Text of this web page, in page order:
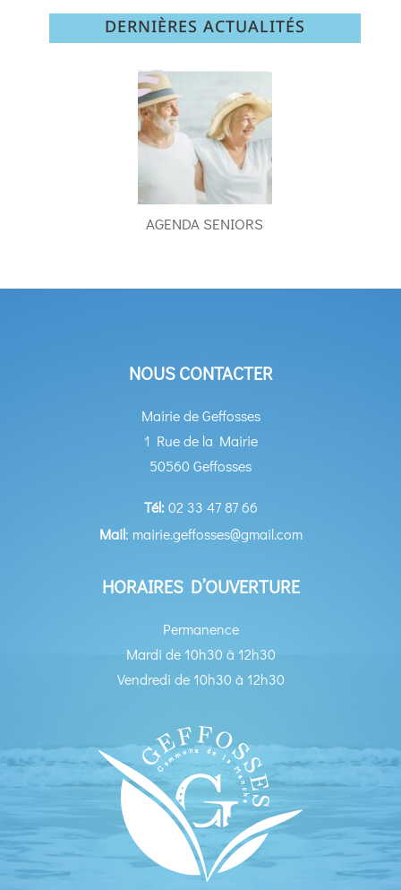
DERNIÈRES ACTUALITÉS
AGENDA SENIORS
NOUS CONTACTER
Mairie de Geffosses
1 Rue de la Mairie
50560 Geffosses
Tél:02 33 47 87 66
Mail: mairie.geffosses@gmail.com
HORAIRES D’OUVERTURE
Permanence
Mardi de 10h30 à 12h30
Vendredi de 10h30 à 12h30